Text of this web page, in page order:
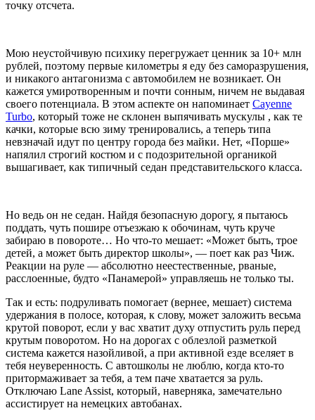
точку отсчета.
Мою неустойчивую психику перегружает ценник за 10+ млн
рублей, поэтому первые километры я еду без саморазрушения,
и никакого антагонизма с автомобилем не возникает. Он
кажется умиротворенным и почти сонным, ничем не выдавая
своего потенциала. В этом аспекте он напоминает Cayenne
Turbo, который тоже не склонен выпячивать мускулы , как те
качки, которые всю зиму тренировались, а теперь типа
невзначай идут по центру города без майки. Нет, «Порше»
напялил строгий костюм и с подозрительной органикой
вышагивает, как типичный седан представительского класса.
Но ведь он не седан. Найдя безопасную дорогу, я пытаюсь
поддать, чуть пошире отъезжаю к обочинам, чуть круче
забираю в повороте… Но что-то мешает: «Может быть, трое
детей, а может быть директор школы», — поет как раз Чиж.
Реакции на руле — абсолютно неестественные, рваные,
расслоенные, будто «Панамерой» управляешь не только ты.
Так и есть: подруливать помогает (вернее, мешает) система
удержания в полосе, которая, к слову, может заложить весьма
крутой поворот, если у вас хватит духу отпустить руль перед
крутым поворотом. Но на дорогах с облезлой разметкой
система кажется назойливой, а при активной езде вселяет в
тебя неуверенность. С автошколы не люблю, когда кто-то
притормаживает за тебя, а тем паче хватается за руль.
Отключаю Lane Assist, который, наверняка, замечательно
ассистирует на немецких автобанах.